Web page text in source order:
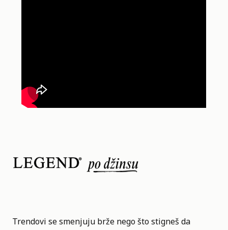
Trendovi se smenjuju brže nego što stigneš da